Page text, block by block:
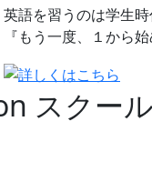
英語を習うのは学生時
『もう一度、１から